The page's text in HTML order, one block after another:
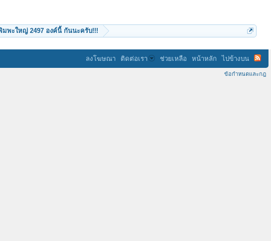
มพะใหญ่ 2497 องค์นี้ กันนะครับ!!!
ลงโฆษณา ติดต่อเรา ช่วยเหลือ หน้าหลัก ไปข้างบน
ข้อกำหนดและกฎ